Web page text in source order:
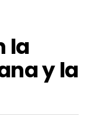
la
y la